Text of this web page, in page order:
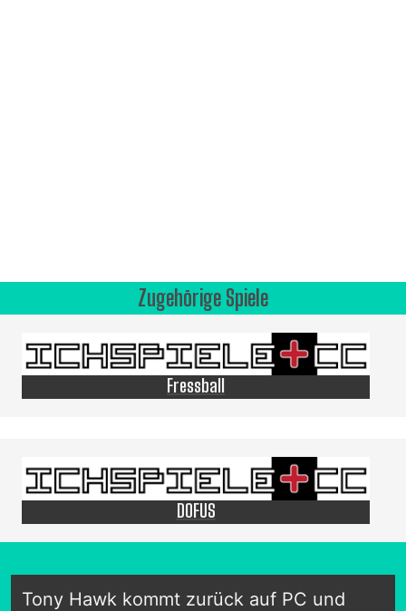
Zugehörige Spiele
Fressball
DOFUS
Tony Hawk kommt zurück auf PC und